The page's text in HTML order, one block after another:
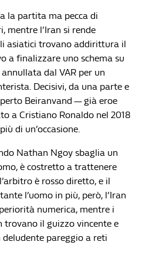
la partita ma pecca di
mentre l’Iran si rende
asiatici trovano addirittura il
a finalizzare uno schema su
dal VAR per un
Decisivi, da una parte e
Beiranvand — già eroe
a Cristiano Ronaldo nel 2018
di un’occasione.
Nathan Ngoy sbaglia un
è costretto a trattenere
è rosso diretto, e il
l’uomo in più, però, l’Iran
numerica, mentre i
trovano il guizzo vincente e
pareggio a reti